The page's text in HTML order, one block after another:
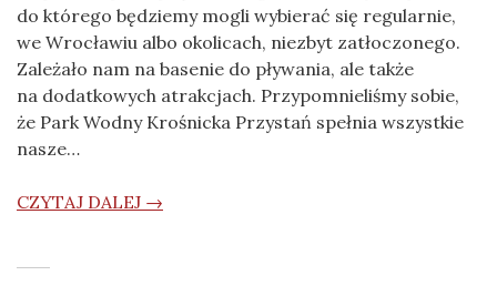
do którego będziemy mogli wybierać się regularnie,
we Wrocławiu albo okolicach, niezbyt zatłoczonego.
Zależało nam na basenie do pływania, ale także
na dodatkowych atrakcjach. Przypomnieliśmy sobie,
że Park Wodny Krośnicka Przystań spełnia wszystkie
nasze…
CZYTAJ DALEJ →